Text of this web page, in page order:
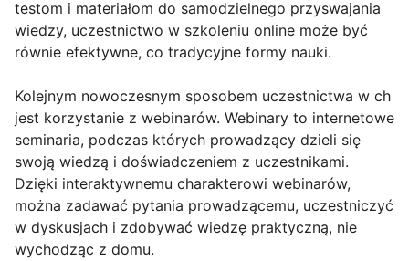
testom i materiałom do samodzielnego przyswajania
wiedzy, uczestnictwo w szkoleniu online może być
równie efektywne, co tradycyjne formy nauki.
Kolejnym nowoczesnym sposobem uczestnictwa w ch
jest korzystanie z webinarów. Webinary to internetowe
seminaria, podczas których prowadzący dzieli się
swoją wiedzą i doświadczeniem z uczestnikami.
Dzięki interaktywnemu charakterowi webinarów,
można zadawać pytania prowadzącemu, uczestniczyć
w dyskusjach i zdobywać wiedzę praktyczną, nie
wychodząc z domu.